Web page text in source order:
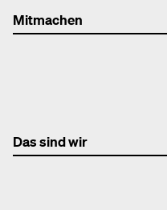
Mitmachen
Das sind wir